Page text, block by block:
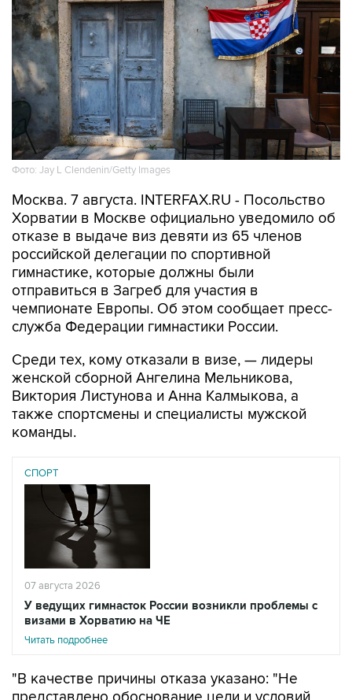
Фото: Jay L Clendenin/Getty Images
Москва. 7 августа. INTERFAX.RU - Посольство
Хорватии в Москве официально уведомило об
отказе в выдаче виз девяти из 65 членов
российской делегации по спортивной
гимнастике, которые должны были
отправиться в Загреб для участия в
чемпионате Европы. Об этом сообщает пресс-
служба Федерации гимнастики России.
Среди тех, кому отказали в визе, — лидеры
женской сборной Ангелина Мельникова,
Виктория Листунова и Анна Калмыкова, а
также спортсмены и специалисты мужской
команды.
СПОРТ
07 августа 2026
У ведущих гимнасток России возникли проблемы с
визами в Хорватию на ЧЕ
Читать подробнее
"В качестве причины отказа указано: "Не